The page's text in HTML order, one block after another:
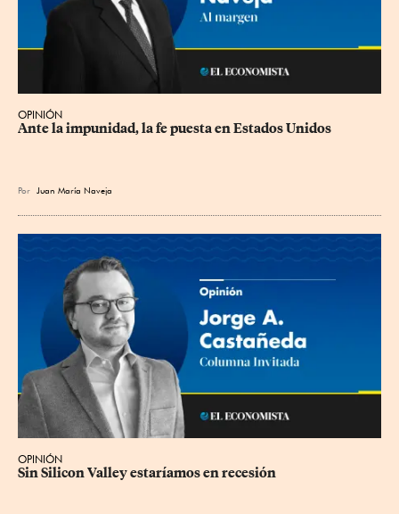
OPINIÓN
Ante la impunidad, la fe puesta en Estados Unidos
Por Juan María Naveja
OPINIÓN
Sin Silicon Valley estaríamos en recesión